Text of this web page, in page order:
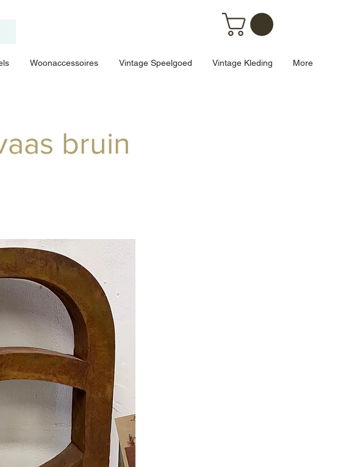
Woonaccessoires Vintage Speelgoed Vintage Kleding More
bruin